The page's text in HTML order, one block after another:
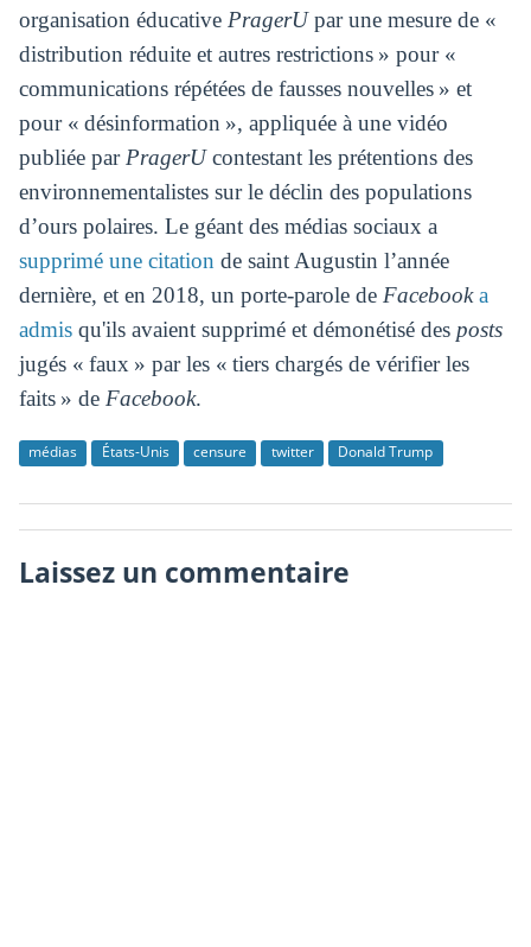
organisation éducative PragerUpar une mesure de «
distribution réduite et autres restrictions » pour «
communications répétées de fausses nouvelles » et
pour « désinformation », appliquée à une vidéo
publiée par PragerUcontestant les prétentions des
environnementalistes sur le déclin des populations
d’ours polaires. Le géant des médias sociaux a
supprimé une citation de saint Augustin l’année
dernière, et en 2018, un porte-parole de Facebook a
admisqu'ils avaient supprimé et démonétisé des posts
jugés « faux » par les « tiers chargés de vérifier les
faits » de Facebook.
médias États-Unis censure twitter Donald Trump
Laissez un commentaire